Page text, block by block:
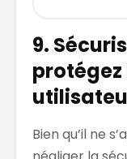
9.
protégez
Bien qu’il ne